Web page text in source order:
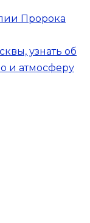
Пророка
узнать об
и атмосферу